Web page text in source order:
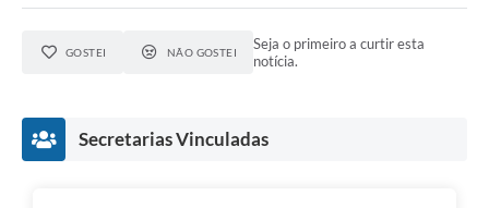
GOSTEI NÃO GOSTEI
Seja o primeiro a curtir esta
notícia.
Secretarias Vinculadas